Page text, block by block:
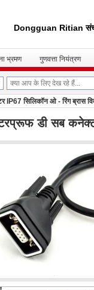
Dongguan Ritian संचार
भ्रमण गुणवत्ता नियंत्रण
IP67 सिलिकॉन ओ - रिंग ब्रास
डी सब